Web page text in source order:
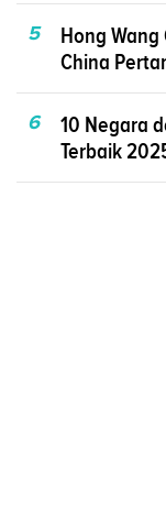
5
Hong
China
6
10 Negara
Terbaik